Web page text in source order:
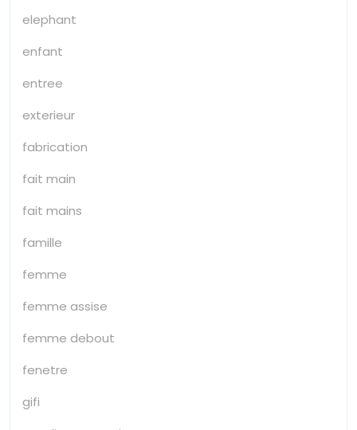
elephant
enfant
entree
exterieur
fabrication
fait main
fait mains
famille
femme
femme assise
femme debout
fenetre
gifi